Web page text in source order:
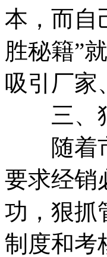
本，而自
胜秘籍”
吸引厂家
三、狠
随着市
要求经销
功，狠抓
制度和考